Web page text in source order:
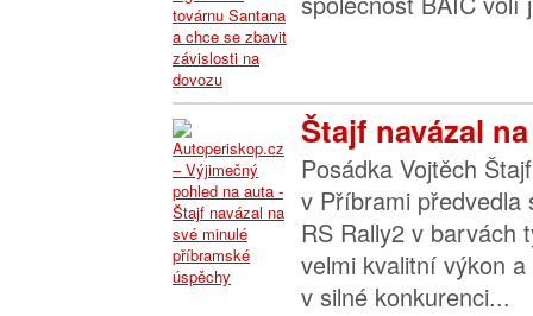
Štajf navázal
Posádka Vojtěch
v Příbrami předvedla
RS Rally2 v barvách
velmi kvalitní výkon
v silné konkurenci...